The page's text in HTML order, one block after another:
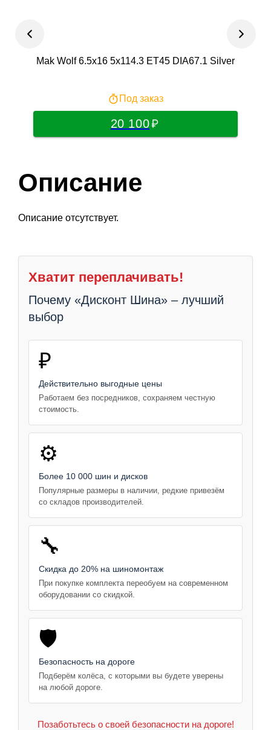
Mak Wolf 6.5x16 5x114.3 ET45 DIA67.1 Silver
Под заказ
20 100
Описание
Описание отсутствует.
Хватит переплачивать!
Почему «Дисконт Шина» – лучший
выбор
₽
Действительно выгодные цены
Работаем без посредников, сохраняем честную
стоимость.
⚙️
Более 10 000 шин и дисков
Популярные размеры в наличии, редкие привезём
со складов производителей.
🔧
Скидка до 20% на шиномонтаж
При покупке комплекта переобуем на современном
оборудовании со скидкой.
🛡️
Безопасность на дороге
Подберём колёса, с которыми вы будете уверены
на любой дороге.
Позаботьтесь о своей безопасности на дороге!